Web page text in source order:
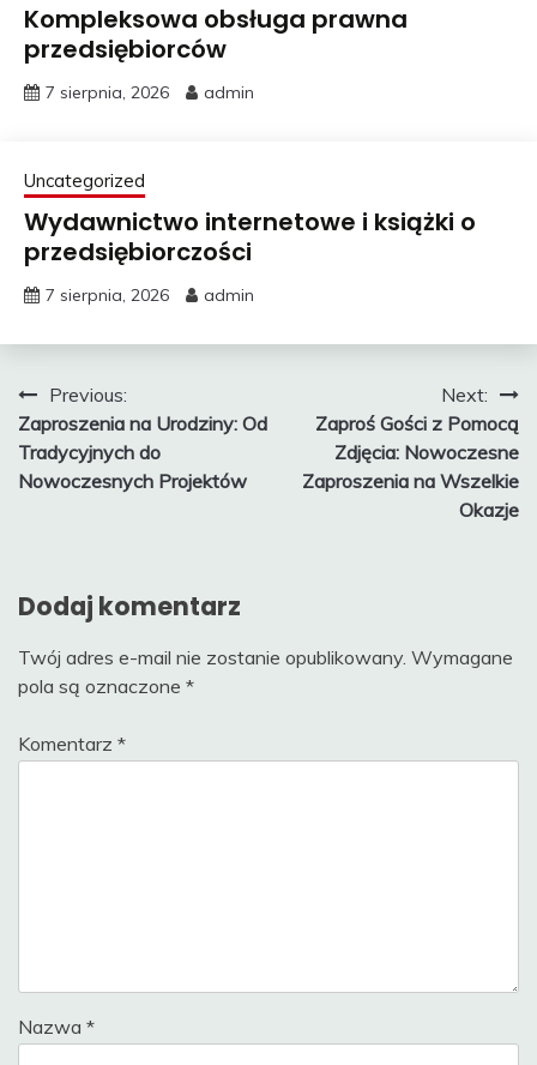
Kompleksowa obsługa prawna
przedsiębiorców
7 sierpnia, 2026 admin
Uncategorized
Wydawnictwo internetowe i książki o
przedsiębiorczości
7 sierpnia, 2026 admin
Nawigacja
wpisu
Previous:
Zaproszenia na Urodziny: Od
Tradycyjnych do
Nowoczesnych Projektów
Next:
Zaproś Gości z Pomocą
Zdjęcia: Nowoczesne
Zaproszenia na Wszelkie
Okazje
Dodaj komentarz
Twój adres e-mail nie zostanie opublikowany. Wymagane
pola są oznaczone *
Komentarz *
Nazwa *